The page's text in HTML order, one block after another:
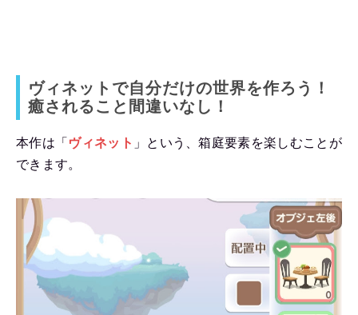
ヴィネットで自分だけの世界を作ろう！
癒されること間違いなし！
本作は「 ヴィネット 」という、箱庭要素を楽しむことが
できます。